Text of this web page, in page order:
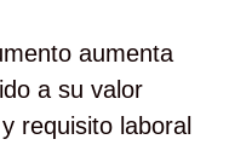
aumenta
a su valor
requisito laboral